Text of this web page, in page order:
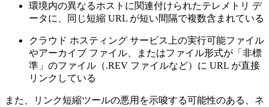
環境内の異なるホストに関連付けられたテレメトリ デ
ータに、同じ短縮 URL が短い間隔で複数含まれている
クラウド ホスティング サービス上の実行可能ファイル
やアーカイブ ファイル、またはファイル形式が「非標
準」のファイル（.REV ファイルなど）に URL が直接
リンクしている
また、リンク短縮ツールの悪用を示唆する可能性のある、ネ